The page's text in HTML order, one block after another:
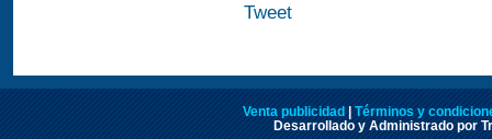
Tweet
Venta publicidad | Términos y
Desarrollado y Administrado por